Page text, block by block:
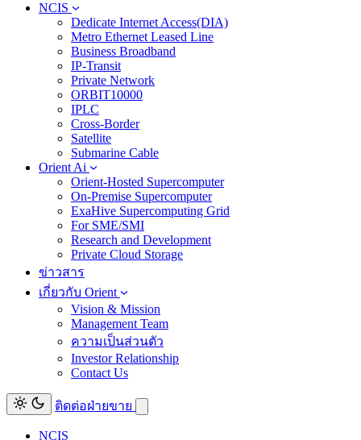
NCIS
Dedicate Internet Access(DIA)
Metro Ethernet Leased Line
Business Broadband
IP-Transit
Private Network
ORBIT10000
IPLC
Cross-Border
Satellite
Submarine Cable
Orient Ai
Orient-Hosted Supercomputer
On-Premise Supercomputer
ExaHive Supercomputing Grid
For SME/SMI
Research and Development
Private Cloud Storage
ข่าวสาร
เกี่ยวกับ Orient
Vision & Mission
Management Team
ความเป็นส่วนตัว
Investor Relationship
Contact Us
ติดต่อฝ่ายขาย
NCIS